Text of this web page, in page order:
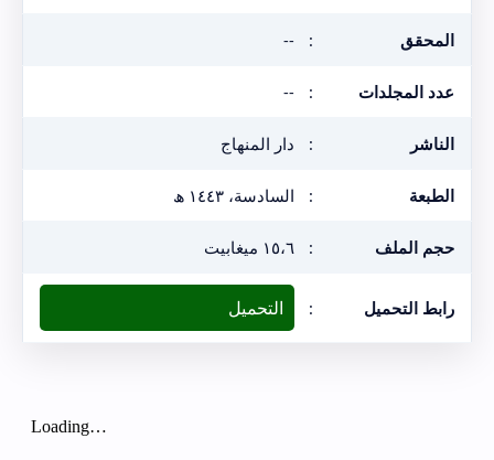
المحقق :
--
عدد المجلدات :
--
الناشر : دار المنهاج
الطبعة : السادسة، ١٤٤٣ ھ
حجم الملف : ١٥،٦ ميغابيت
رابط التحميل : التحميل